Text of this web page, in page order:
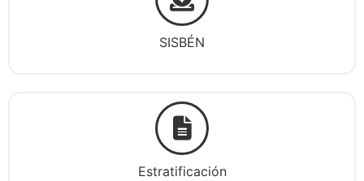
SISBÉN
Estratificación